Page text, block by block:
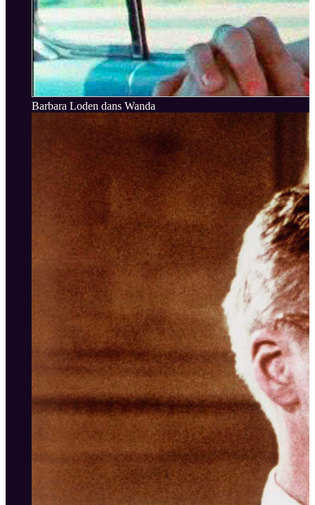
Barbara Loden dans Wanda